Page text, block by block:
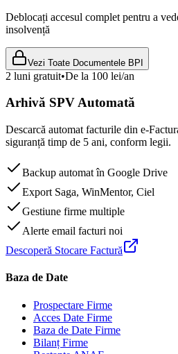
Deblocați accesul complet pentru a
insolvență
Vezi Toate Documentele BPI
2 luni gratuit•De la 100 lei/an
Arhivă SPV Automată
Descarcă automat facturile din e-
siguranță timp de 5 ani, conform legii.
Backup automat în Google Drive
Export Saga, WinMentor, Ciel
Gestiune firme multiple
Alerte email facturi noi
Descoperă Stocare Factură
Baza de Date
Prospectare Firme
Acces Date Firme
Baza de Date Firme
Bilanț Firme